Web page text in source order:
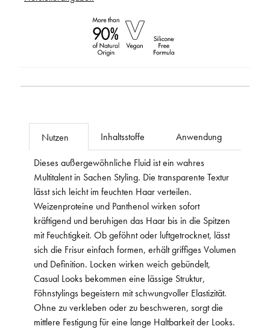
Nutzen Inhaltsstoffe Anwendung
Dieses außergewöhnliche Fluid ist ein wahres
Multitalent in Sachen Styling. Die transparente Textur
lässt sich leicht im feuchten Haar verteilen.
Weizenproteine und Panthenol wirken sofort
kräftigend und beruhigen das Haar bis in die Spitzen
mit Feuchtigkeit. Ob geföhnt oder luftgetrocknet, lässt
sich die Frisur einfach formen, erhält griffiges Volumen
und Definition. Locken wirken weich gebündelt,
Casual Looks bekommen eine lässige Struktur,
Föhnstylings begeistern mit schwungvoller Elastizität.
Ohne zu verkleben oder zu beschweren, sorgt die
mittlere Festigung für eine lange Haltbarkeit der Looks.